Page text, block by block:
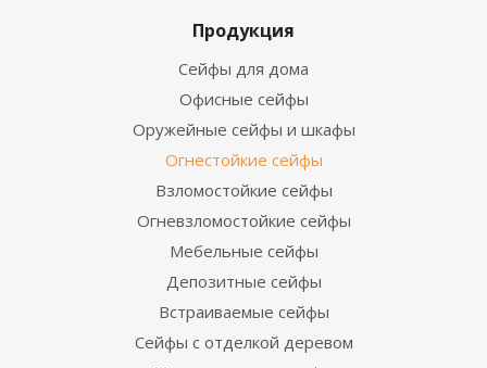
Продукция
Сейфы для дома
Офисные сейфы
Оружейные сейфы и шкафы
Огнестойкие сейфы
Взломостойкие сейфы
Огневзломостойкие сейфы
Мебельные сейфы
Депозитные сейфы
Встраиваемые сейфы
Сейфы с отделкой деревом